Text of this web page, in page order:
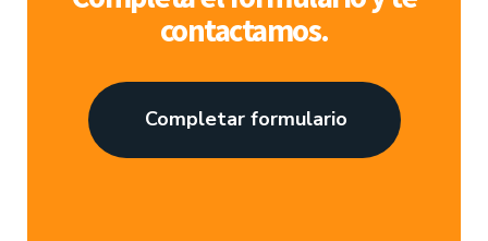
contactamos.
Completar formulario